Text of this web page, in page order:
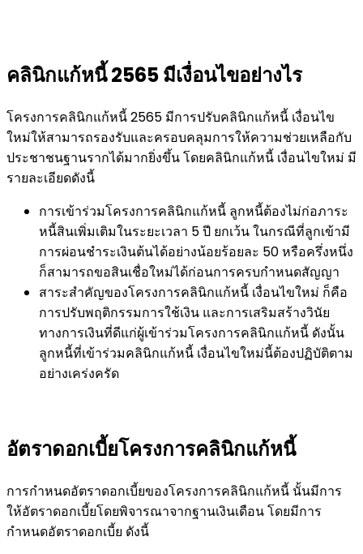
คลินิกแก้หนี้ 2565 มีเงื่อนไขอย่างไร
โครงการคลินิกแก้หนี้ 2565 มีการปรับคลินิกแก้หนี้ เงื่อนไข
ใหม่ให้สามารถรองรับและครอบคลุมการให้ความช่วยเหลือกับ
ประชาชนฐานรากได้มากยิ่งขึ้น โดยคลินิกแก้หนี้ เงื่อนไขใหม่ มี
รายละเอียดดังนี้
การเข้าร่วมโครงการคลินิกแก้หนี้ ลูกหนี้ต้องไม่ก่อภาระ
หนี้สินเพิ่มเติมในระยะเวลา 5 ปี ยกเว้น ในกรณีที่ลูกเข้ามี
การผ่อนชำระเงินต้นได้อย่างน้อยร้อยละ 50 หรือครึ่งหนึ่ง
ก็สามารถขอสินเชื่อใหม่ได้ก่อนการครบกำหนดสัญญา
สาระสำคัญของโครงการคลินิกแก้หนี้ เงื่อนไขใหม่ ก็คือ
การปรับพฤติกรรมการใช้เงิน และการเสริมสร้างวินัย
ทางการเงินที่ดีแก่ผู้เข้าร่วมโครงการคลินิกแก้หนี้ ดังนั้น
ลูกหนี้ที่เข้าร่วมคลินิกแก้หนี้ เงื่อนไขใหม่นี้ต้องปฏิบัติตาม
อย่างเคร่งครัด
อัตราดอกเบี้ยโครงการคลินิกแก้หนี้
การกำหนดอัตราดอกเบี้ยของโครงการคลินิกแก้หนี้ นั้นมีการ
ให้อัตราดอกเบี้ยโดยพิจารณาจากฐานเงินเดือน โดยมีการ
กำหนดอัตราดอกเบี้ย ดังนี้